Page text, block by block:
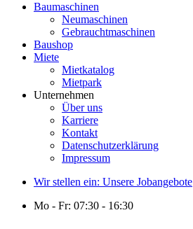
Baumaschinen
Neumaschinen
Gebrauchtmaschinen
Baushop
Miete
Mietkatalog
Mietpark
Unternehmen
Über uns
Karriere
Kontakt
Datenschutzerklärung
Impressum
Wir stellen ein: Unsere Jobangebote
Mo - Fr: 07:30 - 16:30